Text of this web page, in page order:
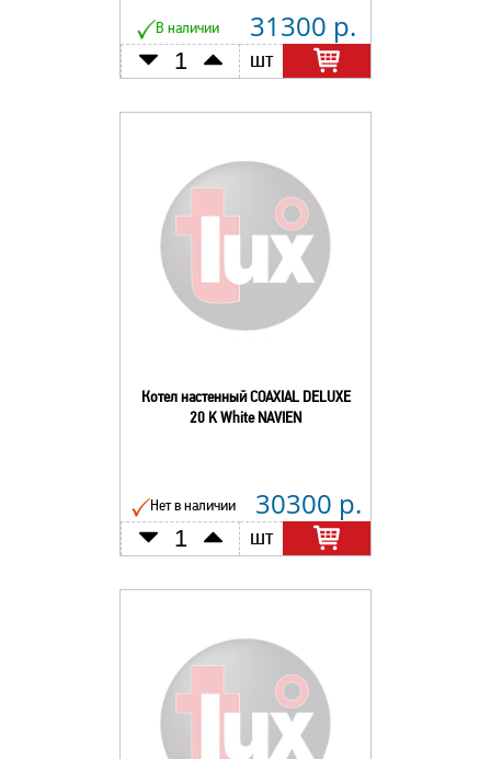
В наличии 31300 р.
шт
Котел настенный COAXIAL DELUXE
20 K White NAVIEN
Нет в наличии 30300 р.
шт